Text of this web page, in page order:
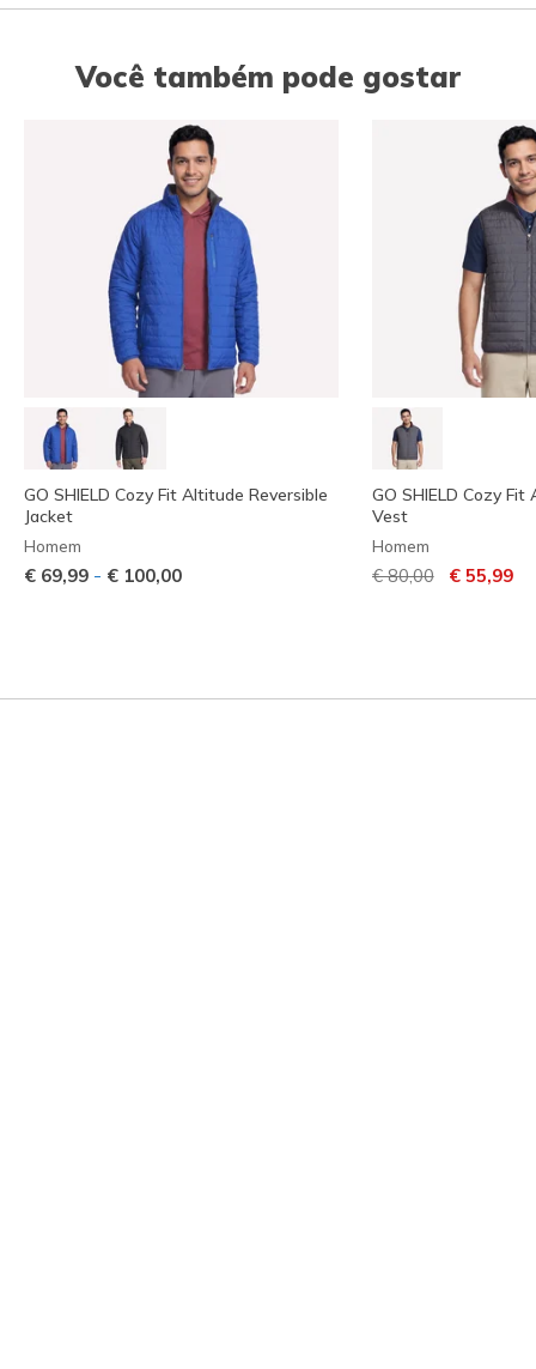
Você também pode gostar
GO SHIELD Cozy Fit Altitude Reversible
Jacket
Homem
€ 69,99 - € 100,00
GO SHIELD Cozy
Vest
Homem
Preço com
€ 80,00para
€ 55,99